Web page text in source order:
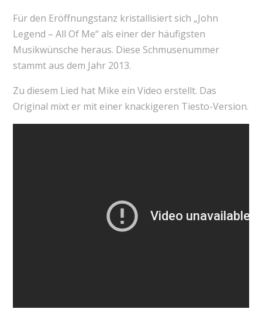
Für den Eröffnungstanz kristallisiert sich „John
Legend – All Of Me“ als einer der häufigsten
Musikwünsche heraus. Diese Schmusenummer
stammt aus dem Jahr 2013.
Zu diesem Lied hat Mike ein Video erstellt. Das
Original mixt er mit einer knackigeren Tiesto-Version.